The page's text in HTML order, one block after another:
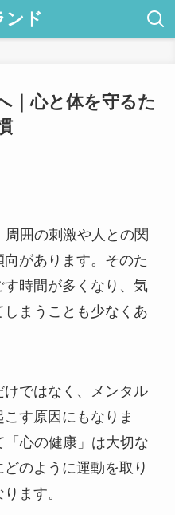
ンド
｜心と体を守るた
囲の刺激や人との関
があります。そのた
時間が多くなり、気
まうことも少なくあ
ではなく、メンタル
す原因にもなりま
心の健康」は大切な
のように運動を取り
ます。